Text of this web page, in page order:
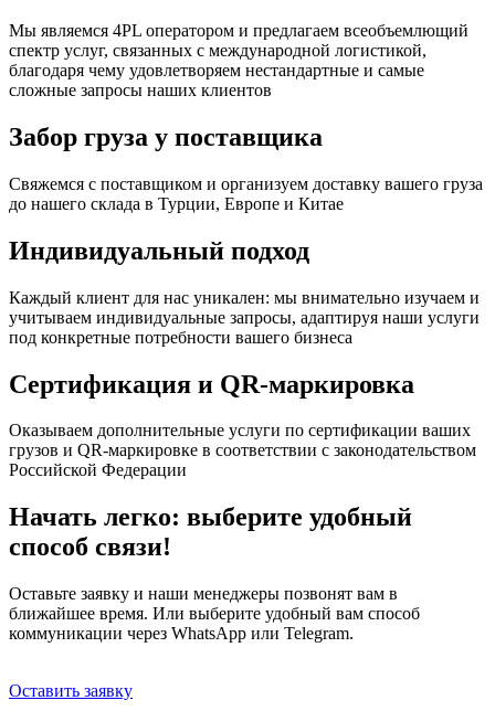
Мы являемся 4PL оператором и предлагаем всеобъемлющий
спектр услуг, связанных с международной логистикой,
благодаря чему удовлетворяем нестандартные и самые
сложные запросы наших клиентов
Забор груза у поставщика
Свяжемся с поставщиком и организуем доставку вашего груза
до нашего склада в Турции, Европе и Китае
Индивидуальный подход
Каждый клиент для нас уникален: мы внимательно изучаем и
учитываем индивидуальные запросы, адаптируя наши услуги
под конкретные потребности вашего бизнеса
Сертификация и QR-маркировка
Оказываем дополнительные услуги по сертификации ваших
грузов и QR-маркировке в соответствии с законодательством
Российской Федерации
Начать легко: выберите удобный
способ связи!
Оставьте заявку и наши менеджеры позвонят вам в
ближайшее время. Или выберите удобный вам способ
коммуникации через WhatsApp или Telegram.
Оставить заявку